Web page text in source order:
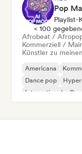
Playlist-
< 100
Afrobeat /
Kommerziell /
Künstler zu
Americana
Dance pop
Internationaler Pop